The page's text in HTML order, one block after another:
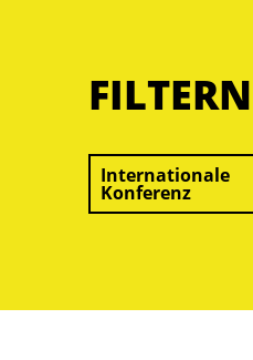
Internationale
Konferenz